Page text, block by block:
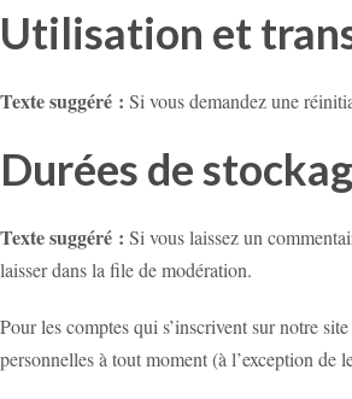
Utilisation et
Texte suggéré : Si vous demandez une
Durées de
Texte suggéré : Si vous laissez un
laisser dans la file de modération.
Pour les comptes qui s’inscrivent sur notre
personnelles à tout moment (à l’exception